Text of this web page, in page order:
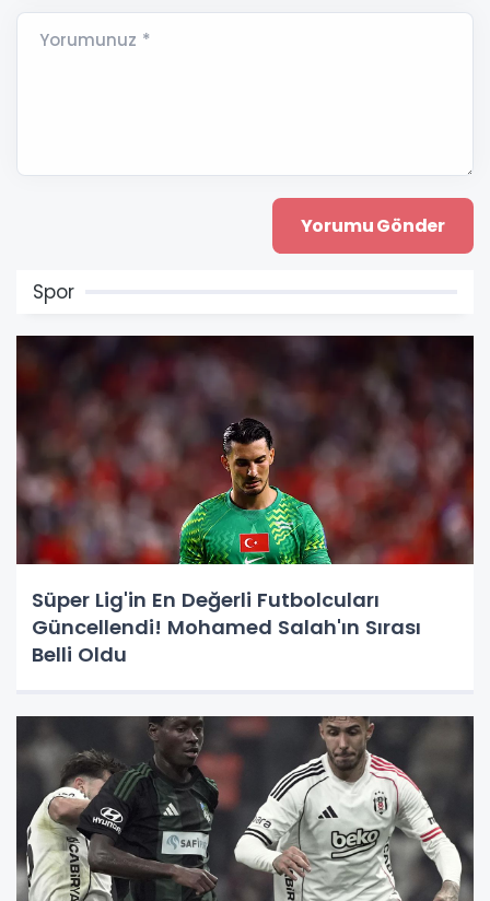
Yorumunuz *
Spor
Süper Lig'in En Değerli Futbolcuları
Güncellendi! Mohamed Salah'ın Sırası
Belli Oldu